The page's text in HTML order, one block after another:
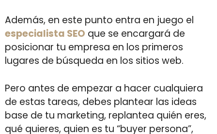
Además, en este punto entra en juego el
especialista SEO que se encargará de
posicionar tu empresa en los primeros
lugares de búsqueda en los sitios web.
Pero antes de empezar a hacer cualquiera
de estas tareas, debes plantear las ideas
base de tu marketing, replantea quién eres,
qué quieres, quien es tu “buyer persona”,